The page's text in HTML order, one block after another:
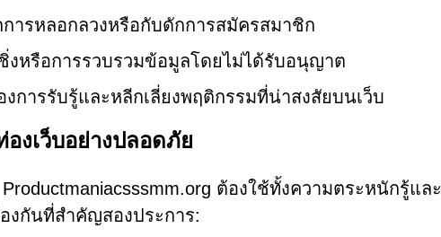
ารหลอกลวงหรือกับดักการสมัครสมาชิก
หรือการรวบรวมข้อมูลโดยไม่ได้รับอนุญาต
การรับรู้และหลีกเลี่ยงพฤติกรรมที่น่าสงสัยบนเว็บ
งเว็บอย่างปลอดภัย
ต้องใช้ทั้งความตระหนักรู้และ
กันที่สำคัญสองประการ: